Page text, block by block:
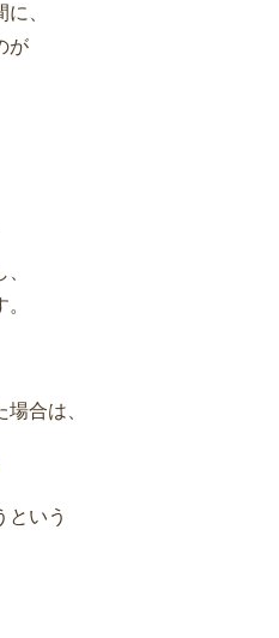
、
が
合は、
という